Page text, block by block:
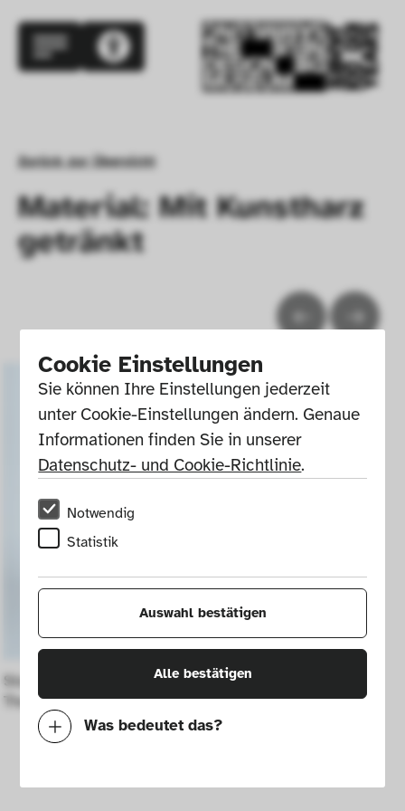
Cookie Einstellungen
Sie können Ihre Einstellungen jederzeit
unter Cookie-Einstellungen ändern. Genaue
Informationen finden Sie in unserer
Datenschutz- und Cookie-Richtlinie.
Notwendig
Statistik
Auswahl bestätigen
Alle bestätigen
Was bedeutet das?
Mit diesen Cookies können wir durch
Zurück zur Übersicht
Material: Mit Kunstharz
getränkt
Stuhl "Zig-Zag" aus der Serie "Where
There´s Smoke"